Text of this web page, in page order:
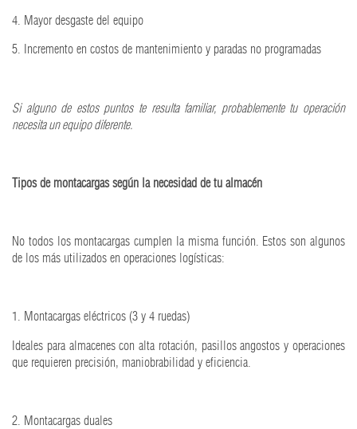
4. Mayor desgaste del equipo
5. Incremento en costos de mantenimiento y paradas no programadas
Si alguno de estos puntos te resulta familiar, probablemente tu operación
necesita un equipo diferente.
Tipos de montacargas según la necesidad de tu almacén
No todos los montacargas cumplen la misma función. Estos son algunos
de los más utilizados en operaciones logísticas:
1. Montacargas eléctricos (3 y 4 ruedas)
Ideales para almacenes con alta rotación, pasillos angostos y operaciones
que requieren precisión, maniobrabilidad y eficiencia.
2. Montacargas duales